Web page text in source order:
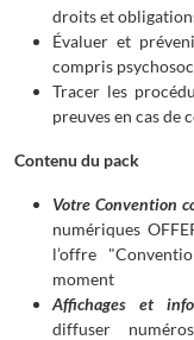
droits et
Évaluer et
compris
Tracer les
preuves en cas de
Contenu du pack
Votre Convention
numériques
l’offre
moment
Affichages et
diffuser